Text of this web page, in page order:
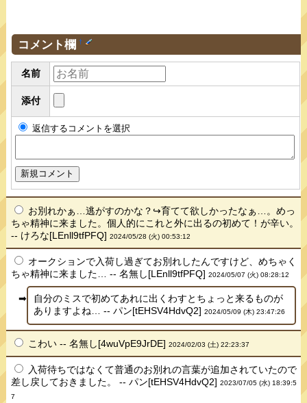
コメント欄 †
名前
添付
返信するコメントを選択
お別れかぁ…逃がすのかな？↪︎育てて欲しかったなぁ…。めっ
ちゃ精神に来ました。個人的にこれと外に出るの初めて！が辛い。
-- けろな[LEnll9tfPFQ]2024/05/28 (火) 00:53:12
オークションで入荷し過ぎてお別れしたんですけど、めちゃく
ちゃ精神に来ました… -- 名無し[LEnll9tfPFQ]2024/05/07 (火) 08:28:12
自分のミスで初めてあれに出くわすとちょっと来るものが
ありますよね… -- パン[tEHSV4HdvQ2] 2024/05/09 (木) 23:47:26
こわい -- 名無し[4wuVpE9JrDE]2024/02/03 (土) 22:23:37
入荷待ちではなくて普通のお別れの言葉が追加されていたので
差し戻しておきました。 -- パン[tEHSV4HdvQ2]2023/07/05 (水) 18:39:5
7